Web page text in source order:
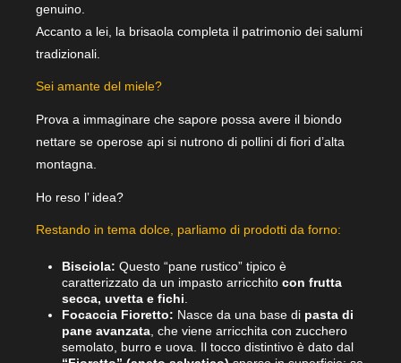
genuino.
Accanto a lei, la brisaola completa il patrimonio dei salumi
tradizionali.
Sei amante del miele?
Prova a immaginare che sapore possa avere il biondo
nettare se operose api si nutrono di pollini di fiori d’alta
montagna.
Ho reso l’ idea?
Restando in tema dolce, parliamo di prodotti da forno:
Bisciola: Questo “pane rustico” tipico è
caratterizzato da un impasto arricchito con frutta
secca, uvetta e fichi
Focaccia Fioretto: Nasce da una base di pasta di
pane avanzata, che viene arricchita con zucchero
semolato, burro e uova. Il tocco distintivo è dato dal